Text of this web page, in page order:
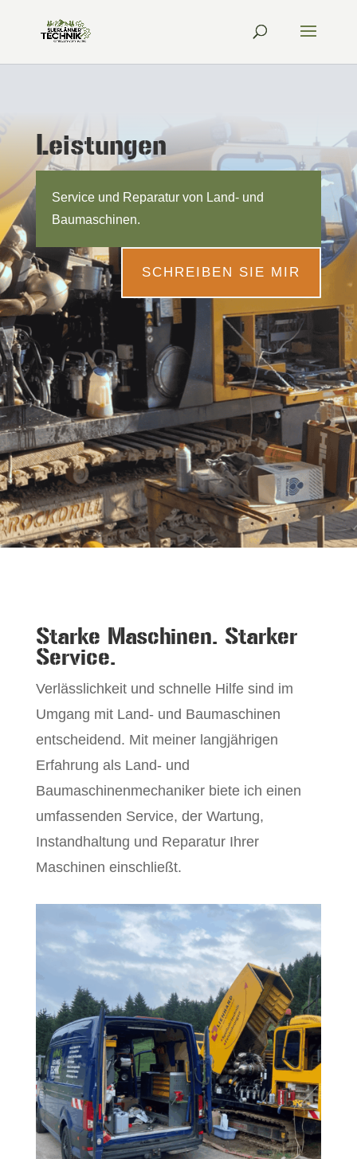
Leistungen
Service und Reparatur von Land- und
Baumaschinen.
SCHREIBEN SIE MIR
Starke Maschinen. Starker
Service.
Verlässlichkeit und schnelle Hilfe sind im
Umgang mit Land- und Baumaschinen
entscheidend. Mit meiner langjährigen
Erfahrung als Land- und
Baumaschinenmechaniker biete ich einen
umfassenden Service, der Wartung,
Instandhaltung und Reparatur Ihrer
Maschinen einschließt.